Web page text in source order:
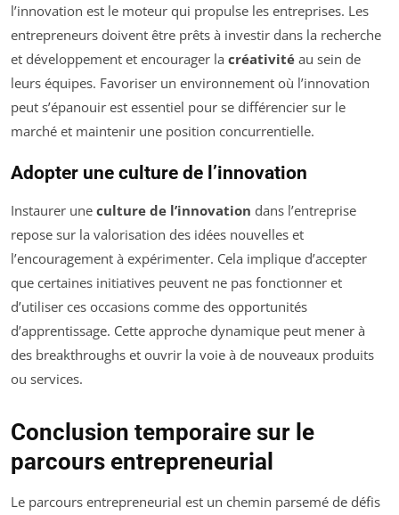
l’innovation est le moteur qui propulse les entreprises. Les
entrepreneurs doivent être prêts à investir dans la recherche
et développement et encourager la créativité au sein de
leurs équipes. Favoriser un environnement où l’innovation
peut s’épanouir est essentiel pour se différencier sur le
marché et maintenir une position concurrentielle.
Adopter une culture de l’innovation
Instaurer une culture de l’innovation dans l’entreprise
repose sur la valorisation des idées nouvelles et
l’encouragement à expérimenter. Cela implique d’accepter
que certaines initiatives peuvent ne pas fonctionner et
d’utiliser ces occasions comme des opportunités
d’apprentissage. Cette approche dynamique peut mener à
des breakthroughs et ouvrir la voie à de nouveaux produits
ou services.
Conclusion temporaire sur le
parcours entrepreneurial
Le parcours entrepreneurial est un chemin parsemé de défis